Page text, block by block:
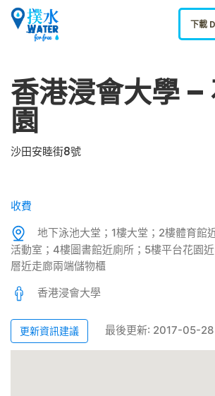
關於我們
下載應用
香港浸會大學 –
園
沙田安睦街8號
收費
地下泳池大堂；1樓大堂；2樓體育館
活動室；4樓圖書館近廁所；5樓平台花園
層近走廊兩端儲物櫃
香港浸會大學
更新資訊建議 最後更新: 2017-05-28
下載